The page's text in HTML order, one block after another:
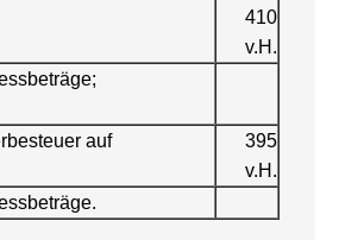
410
v.H.
auf
395
v.H.